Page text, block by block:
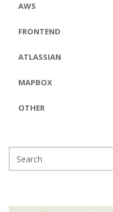
AWS
FRONTEND
ATLASSIAN
MAPBOX
OTHER